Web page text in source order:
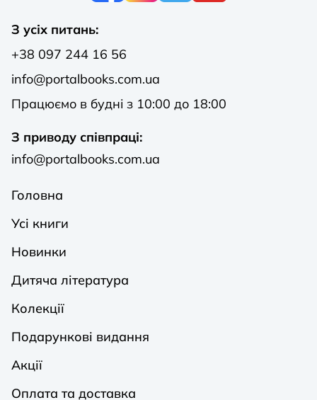
З усіх питань:
+38 097 244 16 56
info@portalbooks.com.ua
Працюємо в будні з 10:00 до 18:00
З приводу співпраці:
info@portalbooks.com.ua
Головна
Усі книги
Новинки
Дитяча література
Колекції
Подарункові видання
Акції
Оплата та доставка